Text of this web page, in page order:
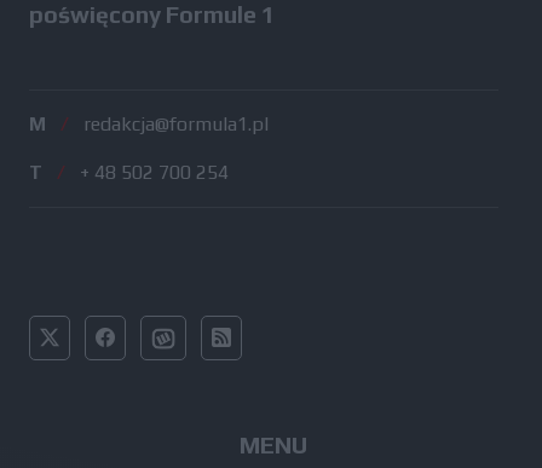
poświęcony Formule 1
M / redakcja@formula1.pl
T / + 48 502 700 254
MENU